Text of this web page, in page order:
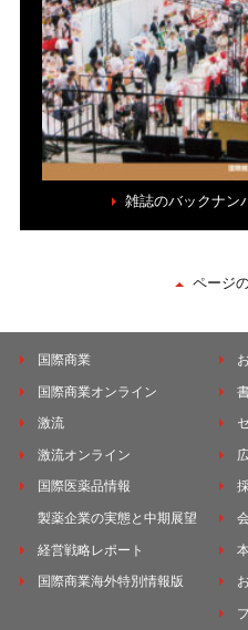
雑誌のバックナン
ページ
国際商業
国際商業オンライン
激流
激流オンライン
国際医薬品情報
製薬企業の実態と中期展望
経営戦略レポート
国際商業海外特別情報版